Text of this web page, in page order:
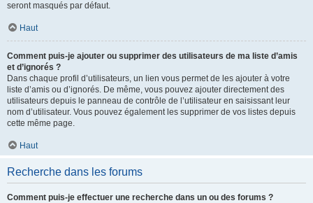
seront masqués par défaut.
Haut
Comment puis-je ajouter ou supprimer des utilisateurs de ma liste d’amis
et d’ignorés ?
Dans chaque profil d’utilisateurs, un lien vous permet de les ajouter à votre
liste d’amis ou d’ignorés. De même, vous pouvez ajouter directement des
utilisateurs depuis le panneau de contrôle de l’utilisateur en saisissant leur
nom d’utilisateur. Vous pouvez également les supprimer de vos listes depuis
cette même page.
Haut
Recherche dans les forums
Comment puis-je effectuer une recherche dans un ou des forums ?